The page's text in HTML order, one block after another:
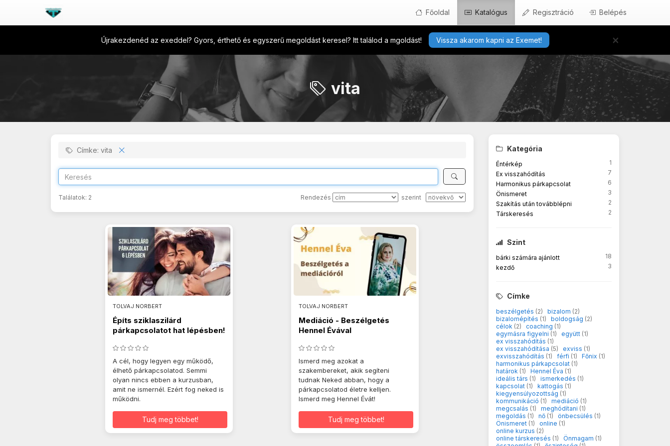
Főoldal Katalógus Regisztráció Belépés
Újrakezdenéd az exeddel? Gyors, érthető és egyszerű megoldást keresel? Itt találod a mgoldást! Vissza akarom kapni az Exemet! ×
vita
Kategória
Éntérkép
1
Ex visszahódítás
7
Harmonikus párkapcsolat
6
Önismeret
3
Szakítás után továbblépni
2
Társkeresés
2
Szint
bárki számára ajánlott
18
kezdő
3
Címke
beszélgetés (2) bizalom (2)
bizalomépítés (1) boldogság (2)
célok (2) coaching (1)
egymásra figyelni (1) együtt (1)
ex visszahódítás (1)
ex visszahódítása (5) exviss (1)
exvisszahódítás (1) férfi (1) Főnix (1)
harmonikus párkapcsolat (1)
határok (1) Hennel Éva (1)
ideális társ (1) ismerkedés (1)
kapcsolat (1) kattogás (1)
kiegyensúlyozottság (1)
kommunikáció (1) mediáció (1)
megcsalás (1) meghódítani (1)
megoldás (1) nő (1) önbecsülés (1)
Önismeret (1) online (1)
online kurzus (2)
online társkeresés (1) Önmagam (1)
Címke: vita
Találatok: 2 Rendezés szerint
TOLVAJ NORBERT
Építs sziklaszilárd
párkapcsolatot hat lépésben!
A cél, hogy legyen egy működő,
élhető párkapcsolatod. Semmi
olyan nincs ebben a kurzusban,
amit ne ismernél. Ezért fog neked is
működni.
Tudj meg többet!
TOLVAJ NORBERT
Mediáció - Beszélgetés
Hennel Évával
Ismerd meg azokat a
szakembereket, akik segíteni
tudnak Neked abban, hogy a
párkapcsolatod életre kelljen.
Ismerd meg Hennel Évát!
Tudj meg többet!